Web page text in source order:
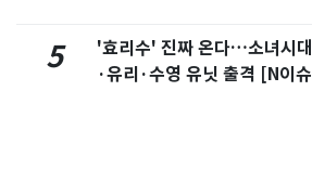
5
'효리수' 진짜 온다…소녀시
·유리·수영 유닛 출격 [N이